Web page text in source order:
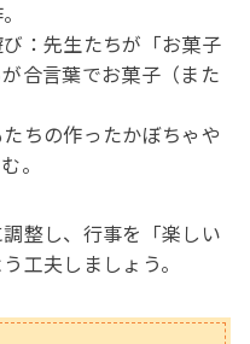
：先生たちが「お菓子
合言葉でお菓子（また
たちの作ったかぼちゃや
。
整し、行事を「楽しい
工夫しましょう。